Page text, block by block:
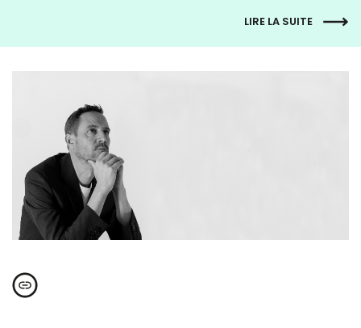
LIRE LA SUITE